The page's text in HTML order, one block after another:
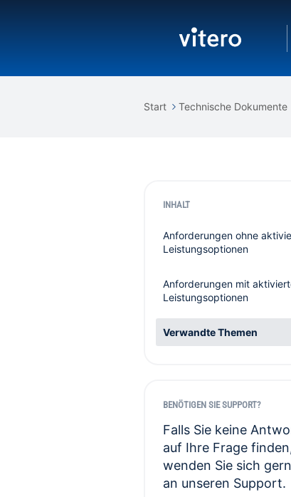
Start Technische Dokumente
INHALT
Anforderungen ohne
Leistungsoptionen
Anforderungen mit
Leistungsoptionen
Verwandte Themen
BENÖTIGEN SIE SUPPORT?
Falls Sie keine
auf Ihre Frage
wenden Sie sich
an unseren Support.